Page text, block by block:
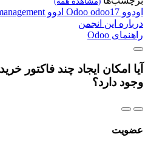
اودوو Odoo odoo17 ادوو
درباره این انجمن
راهنمای Odoo
وجود دارد؟
عضویت